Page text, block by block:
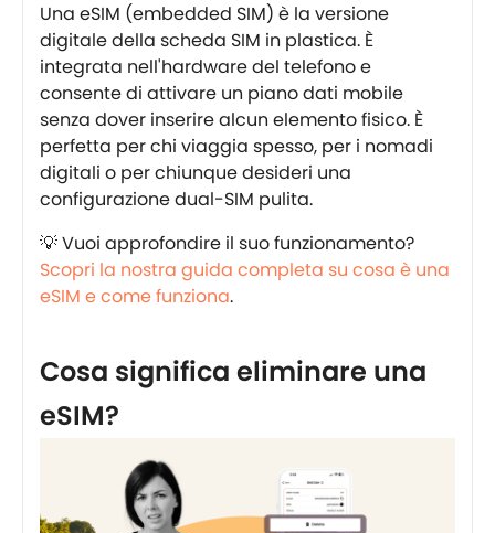
Una eSIM (embedded SIM) è la versione
digitale della scheda SIM in plastica. È
integrata nell'hardware del telefono e
consente di attivare un piano dati mobile
senza dover inserire alcun elemento fisico. È
perfetta per chi viaggia spesso, per i nomadi
digitali o per chiunque desideri una
configurazione dual-SIM pulita.
💡 Vuoi approfondire il suo funzionamento?
Scopri la nostra guida completa su cosa è una
eSIM e come funziona.
Cosa significa eliminare una
eSIM?